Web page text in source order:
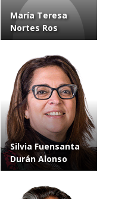
María Teresa
Nortes Ros
Silvia Fuensanta
Durán Alonso